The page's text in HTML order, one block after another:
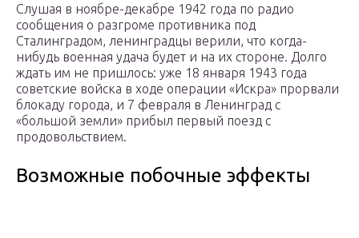
Слушая в ноябре-декабре 1942 года по радио
сообщения о разгроме противника под
Сталинградом, ленинградцы верили, что когда-
нибудь военная удача будет и на их стороне. Долго
ждать им не пришлось: уже 18 января 1943 года
советские войска в ходе операции «Искра» прорвали
блокаду города, и 7 февраля в Ленинград с
«большой земли» прибыл первый поезд с
продовольствием.
Возможные побочные эффекты